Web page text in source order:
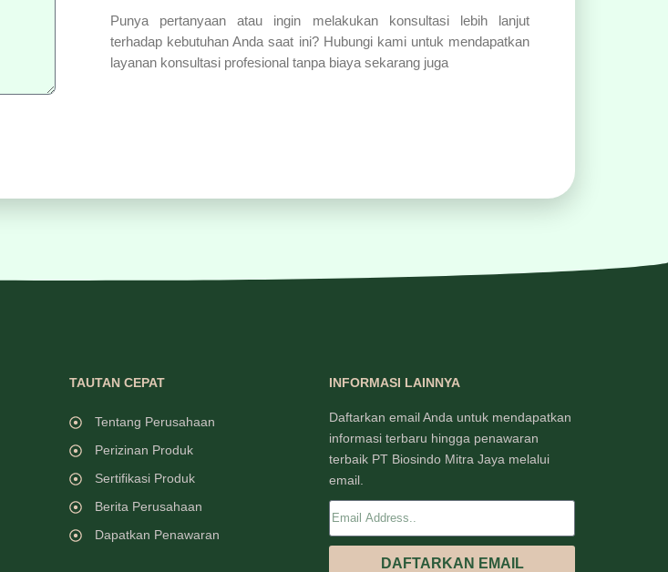
Punya pertanyaan atau ingin melakukan konsultasi lebih lanjut
terhadap kebutuhan Anda saat ini? Hubungi kami untuk mendapatkan
layanan konsultasi profesional tanpa biaya sekarang juga
TAUTAN CEPAT
Tentang Perusahaan
Perizinan Produk
Sertifikasi Produk
Berita Perusahaan
Dapatkan Penawaran
INFORMASI LAINNYA
Daftarkan email Anda untuk mendapatkan
informasi terbaru hingga penawaran
terbaik PT Biosindo Mitra Jaya melalui
email.
DAFTARKAN EMAIL